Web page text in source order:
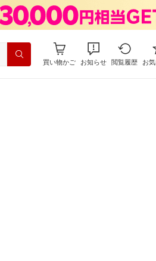
買い物かご お知らせ 閲覧履歴 お